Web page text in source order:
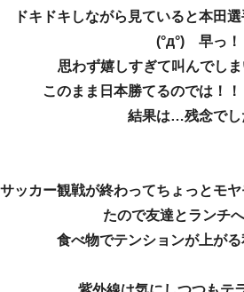
ドキドキしながら見ていると本田
(°д°) 早っ！
思わず嬉しすぎて叫んでし
このまま日本勝てるのでは！
結果は…残念でし
サッカー観戦が終わってちょっとモ
たので友達とランチ
食べ物でテンションが上が